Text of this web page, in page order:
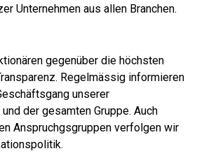
Unternehmen aus allen Branchen.
gegenüber die höchsten
Regelmässig informieren
unserer
der gesamten Gruppe. Auch
Anspruchgsgruppen verfolgen wir